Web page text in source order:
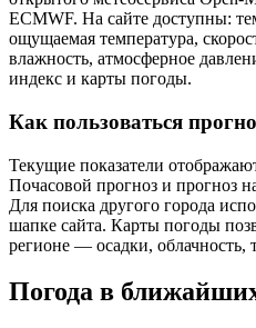
ECMWF. На сайте доступны:
ощущаемая температура,
влажность, атмосферное
индекс и карты погоды.
Как пользоваться
Текущие показатели
Почасовой прогноз и прогноз
Для поиска другого города
шапке сайта. Карты погоды
регионе — осадки, облачность,
Погода в